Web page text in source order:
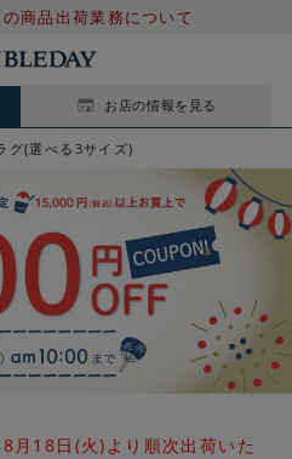
の商品出荷業務について
お店の情報を見る
グ(選べる3サイズ)
18日(火)より順次出荷いた